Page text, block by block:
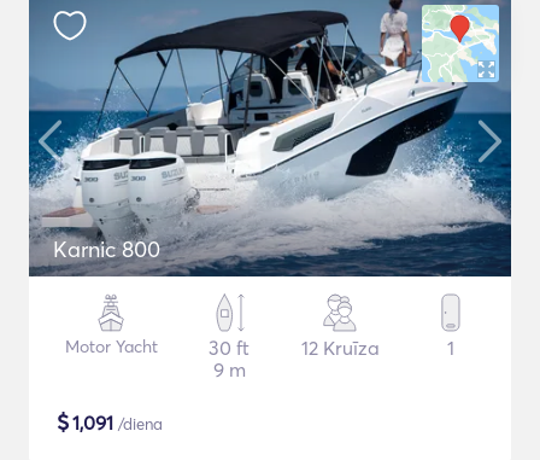
Karnic 800
Motor Yacht
30 ft
9 m
12 Kruīza 1
$1,091 /diena